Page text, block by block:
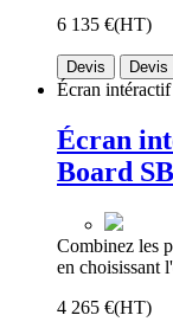
6 135 €(HT)
Devis Devis
Écran intéractif
Écran
Board
Combinez les
en choisissant
4 265 €(HT)